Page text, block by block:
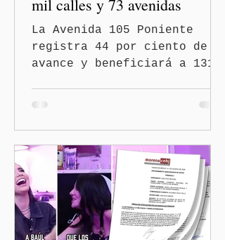
mil calles y 73 avenidas
La Avenida 105 Poniente
registra 44 por ciento de
avance y beneficiará a 131
73 avenidas durante 2026,
el gobernador Alejandro
Armenta Mier supervisó la
rehabilitación de la
Avenida 105 Poniente, obra
que registra 44 por ciento
de avance y forma parte del